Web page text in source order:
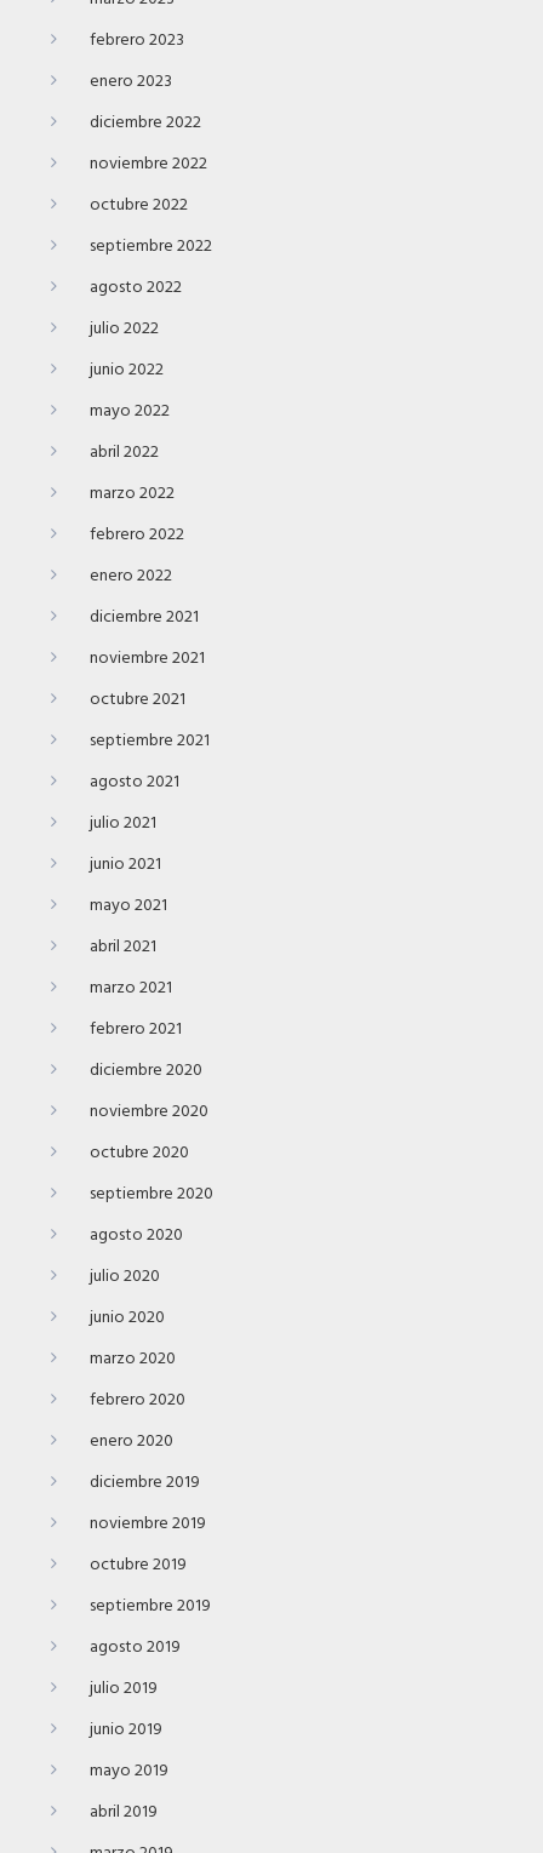
febrero 2023
enero 2023
diciembre 2022
noviembre 2022
octubre 2022
septiembre 2022
agosto 2022
julio 2022
junio 2022
mayo 2022
abril 2022
marzo 2022
febrero 2022
enero 2022
diciembre 2021
noviembre 2021
octubre 2021
septiembre 2021
agosto 2021
julio 2021
junio 2021
mayo 2021
abril 2021
marzo 2021
febrero 2021
diciembre 2020
noviembre 2020
octubre 2020
septiembre 2020
agosto 2020
julio 2020
junio 2020
marzo 2020
febrero 2020
enero 2020
diciembre 2019
noviembre 2019
octubre 2019
septiembre 2019
agosto 2019
julio 2019
junio 2019
mayo 2019
abril 2019